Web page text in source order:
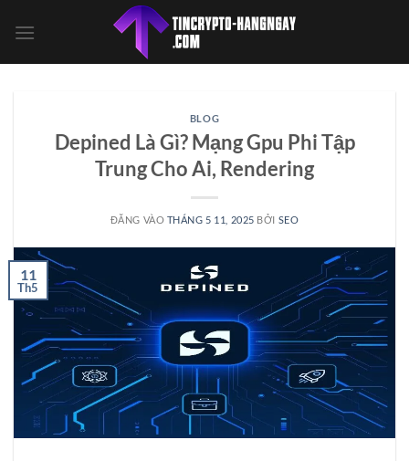
qua
BLOG
Depined Là Gì? Mạng Gpu Phi Tập
Trung Cho Ai, Rendering
ĐĂNG VÀO THÁNG 5 11, 2025 BỞI SEO
11
Th5